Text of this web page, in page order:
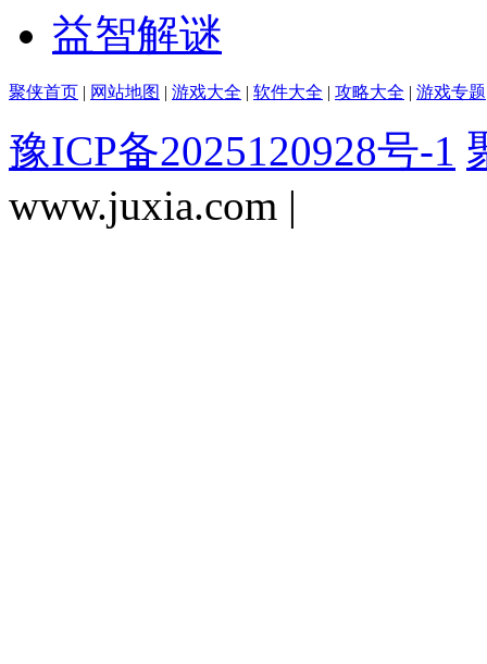
益智解谜
聚侠首页 | 网站地图 | 游戏大全 | 软件大全 | 攻略大全 | 游戏专题
豫ICP备2025120928号-1
www.juxia.com |